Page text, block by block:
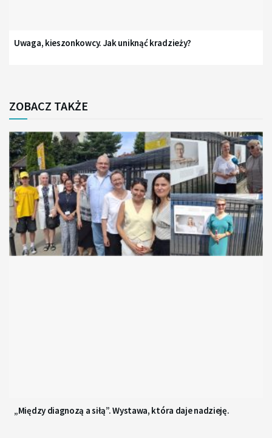
Uwaga, kieszonkowcy. Jak uniknąć kradzieży?
ZOBACZ TAKŻE
„Między diagnozą a siłą”. Wystawa, która daje nadzieję.